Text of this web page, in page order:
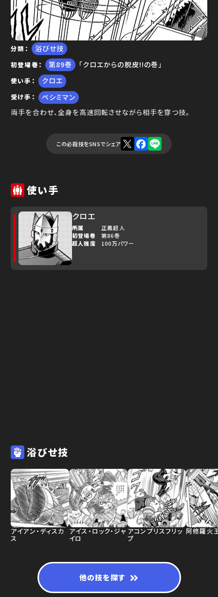
分類 浴びせ技
初登場巻 89 「クロエからの脱皮!!の巻」
使い手 クロエ
受け手
ペシミマン
両手を合わせ、全身を高速回転させながら相手を穿つ技。
この必殺技をSNSでシェア
使い手
クロエ
所属
正義超人
初登場巻
第86巻
超人強度
100万パワー
浴びせ技
アイアン・ディスカ
ス
アイス・ロック・ジャ
イロ
アコンプリスフリッ
プ
阿修羅火
他の技を探す